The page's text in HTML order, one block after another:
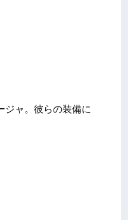
ジャ。彼らの装備に